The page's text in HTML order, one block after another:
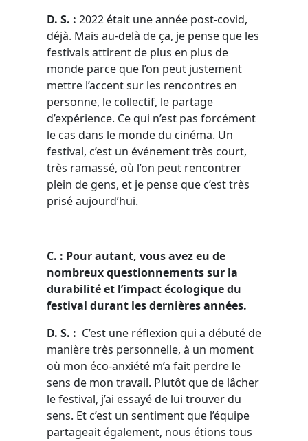
D. S. : 2022 était une année post-covid,
déjà. Mais au-delà de ça, je pense que les
festivals attirent de plus en plus de
monde parce que l’on peut justement
mettre l’accent sur les rencontres en
personne, le collectif, le partage
d’expérience. Ce qui n’est pas forcément
le cas dans le monde du cinéma. Un
festival, c’est un événement très court,
très ramassé, où l’on peut rencontrer
plein de gens, et je pense que c’est très
prisé aujourd’hui.
C. : Pour autant, vous avez eu de
nombreux questionnements sur la
durabilité et l’impact écologique du
festival durant les dernières années.
D. S. : C’est une réflexion qui a débuté de
manière très personnelle, à un moment
où mon éco-anxiété m’a fait perdre le
sens de mon travail. Plutôt que de lâcher
le festival, j’ai essayé de lui trouver du
sens. Et c’est un sentiment que l’équipe
partageait également, nous étions tous